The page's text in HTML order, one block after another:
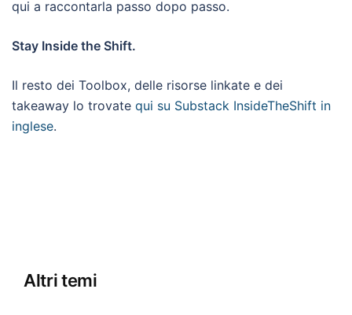
qui a raccontarla passo dopo passo.
Stay Inside the Shift.
Il resto dei Toolbox, delle risorse linkate e dei
takeaway lo trovate qui su Substack InsideTheShift in
inglese.
Altri temi